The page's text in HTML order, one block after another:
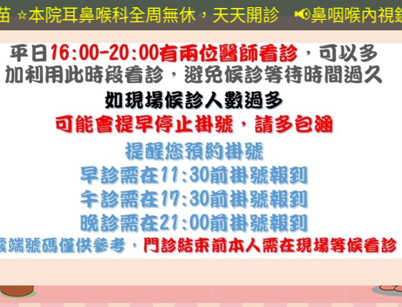
鼻喉科全周無休，天天開診 📢鼻咽喉內視鏡📢暈